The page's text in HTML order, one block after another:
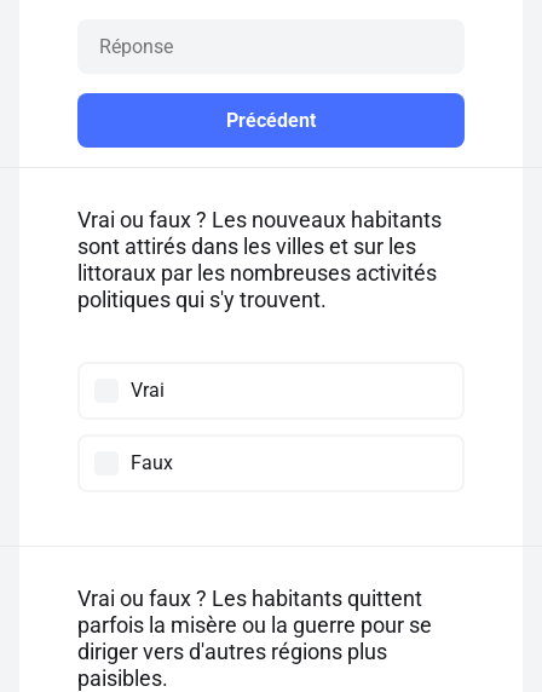
Précédent
Vrai ou faux ? Les nouveaux habitants
sont attirés dans les villes et sur les
littoraux par les nombreuses activités
politiques qui s'y trouvent.
Vrai
Faux
Vrai ou faux ? Les habitants quittent
parfois la misère ou la guerre pour se
diriger vers d'autres régions plus
paisibles.